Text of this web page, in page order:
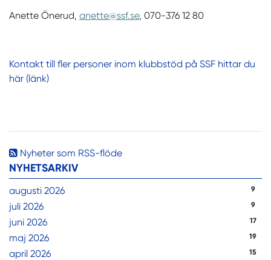
Nyheter som RSS-flöde
NYHETSARKIV
augusti 2026 9
juli 2026 9
juni 2026 17
maj 2026 19
april 2026 15
Anette Önerud, anette@ssf.se, 070-376 12 80
Kontakt till fler personer inom klubbstöd på SSF hittar du
här (länk)